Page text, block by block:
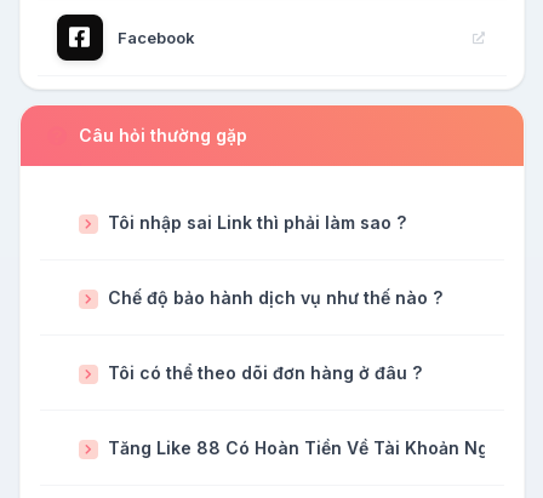
Facebook
Câu hỏi thường gặp
Tôi nhập sai Link thì phải làm sao ?
Chế độ bảo hành dịch vụ như thế nào ?
Tôi có thể theo dõi đơn hàng ở đâu ?
Tăng Like 88 Có Hoàn Tiền Về Tài Khoản Ngân